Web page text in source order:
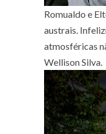
Romualdo e
austrais.
atmosféricas
Wellison Silva.